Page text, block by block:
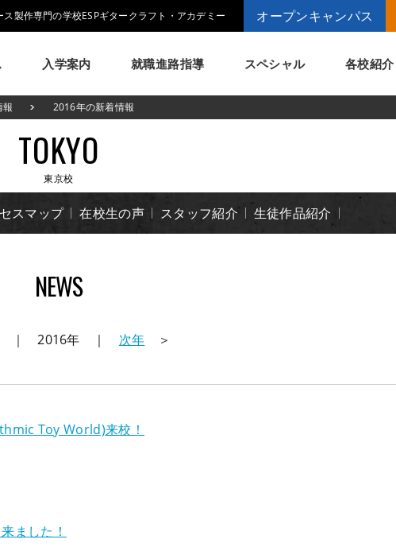
ス製作専門の学校ESPギタークラフト・アカデミー オープンキャンパス
ストリー 学校の特長
入学案内
いて 学生マンション
就職進路指導
実績 卒業生紹介
スペシャル
来校アーティスト
動画紹介
各校紹介
報 2016年の新着情報
TOKYO
東京校
スマップ 在校生の声 スタッフ紹介 生徒作品紹介
NEWS
｜ 2016年 ｜ 次年 ＞
Toy World)来校！
ました！